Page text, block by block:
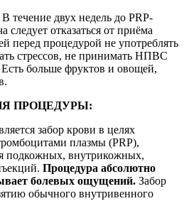
В течение двух недель до PRP-
следует отказаться от приёма
перед процедурой не употреблять
стрессов, не принимать НПВС
больше фруктов и овощей,
ПРОЦЕДУРЫ:
забор крови в целях
плазмы (PRP),
подкожных, внутрикожных,
Процедура абсолютно
болевых ощущений. Забор
обычного внутривенного